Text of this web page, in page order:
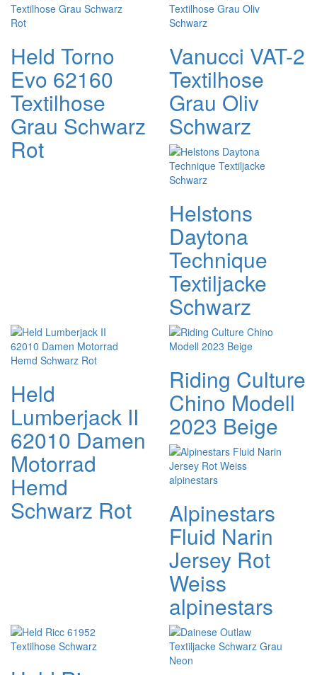
Held Torno
Evo 62160
Textilhose
Grau Schwarz
Rot
Vanucci VAT-2
Textilhose
Grau Oliv
Schwarz
Helstons
Daytona
Technique
Textiljacke
Schwarz
Held
Lumberjack II
62010 Damen
Motorrad
Hemd
Schwarz Rot
Riding Culture
Chino Modell
2023 Beige
Alpinestars
Fluid Narin
Jersey Rot
Weiss
alpinestars